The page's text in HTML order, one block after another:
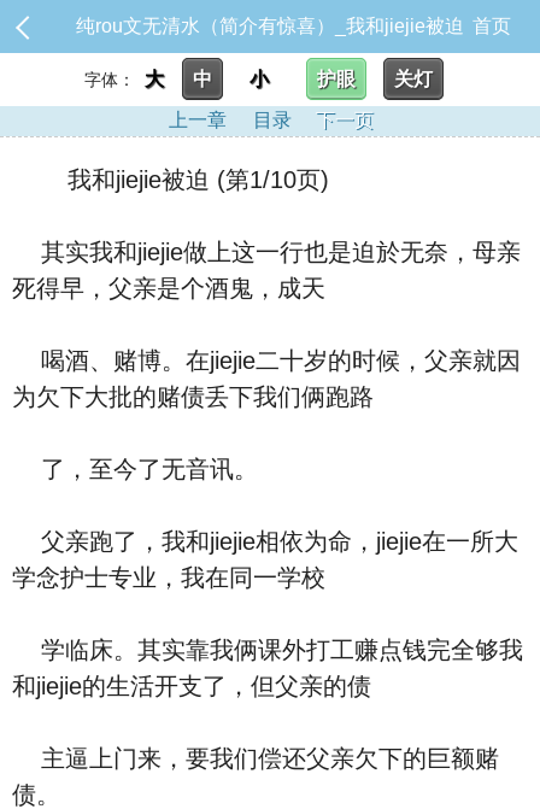
纯rou文无清水（简介有惊喜）_我和jiejie被迫 首页
字体： 大 中 小 护眼
关灯
上一章
目录 下一页
我和jiejie被迫 (第1/10页)
其实我和jiejie做上这一行也是迫於无奈，母亲
死得早，父亲是个酒鬼，成天
喝酒、赌博。在jiejie二十岁的时候，父亲就因
为欠下大批的赌债丢下我们俩跑路
了，至今了无音讯。
父亲跑了，我和jiejie相依为命，jiejie在一所大
学念护士专业，我在同一学校
学临床。其实靠我俩课外打工赚点钱完全够我
和jiejie的生活开支了，但父亲的债
主逼上门来，要我们偿还父亲欠下的巨额赌
债。